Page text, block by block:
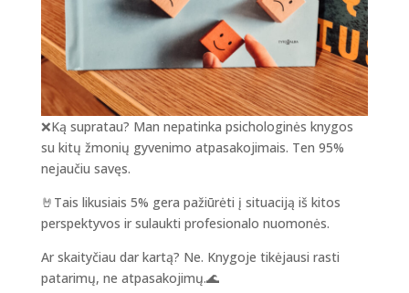
❌️Ką supratau? Man nepatinka psichologinės knygos
su kitų žmonių gyvenimo atpasakojimais. Ten 95%
nejaučiu savęs.
🤘Tais likusiais 5% gera pažiūrėti į situaciją iš kitos
perspektyvos ir sulaukti profesionalo nuomonės.
Ar skaityčiau dar kartą? Ne. Knygoje tikėjausi rasti
patarimų, ne atpasakojimų.🌊